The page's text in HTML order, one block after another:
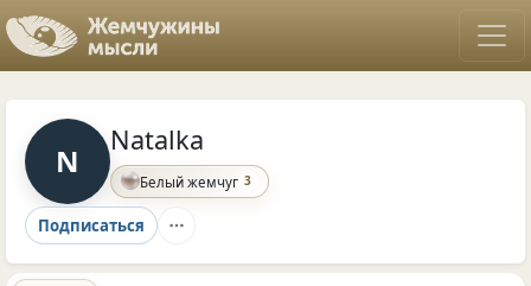
N
Natalka
Белый жемчуг 3
Подписаться